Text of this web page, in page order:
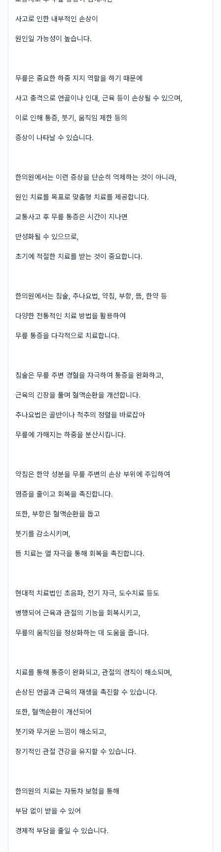
사고로 인한 내부적인 손상이
원인일 가능성이 높습니다.
무릎은 중요한 하중 지지 역할을 하기 때문에
사고 충격으로 연골이나 인대, 근육 등이 손상될 수 있으며,
이로 인해 통증, 붓기, 움직임 제한 등의
증상이 나타날 수 있습니다.
한의원에서는 이런 증상을 단순히 억제하는 것이 아니라,
원인 치료를 목표로 맞춤형 치료를 제공합니다.
교통사고 후 무릎 통증은 시간이 지나면
만성화될 수 있으므로,
초기에 적절한 치료를 받는 것이 중요합니다.
한의원에서는 침술, 추나요법, 약침, 부항, 뜸, 한약 등
다양한 전통적인 치료 방법을 활용하여
무릎 통증을 다각적으로 치료합니다.
침술은 무릎 주변 경혈을 자극하여 통증을 완화하고,
근육의 긴장을 풀며 혈액순환을 개선합니다.
추나요법은 골반이나 척추의 정렬을 바로잡아
무릎에 가해지는 하중을 분산시킵니다.
약침은 한약 성분을 무릎 주변의 손상 부위에 주입하여
염증을 줄이고 회복을 촉진합니다.
또한, 부항은 혈액순환을 돕고
붓기를 감소시키며,
뜸 치료는 열 자극을 통해 회복을 촉진합니다.
현대적 치료법인 초음파, 전기 자극, 도수치료 등도
병행되어 근육과 관절의 기능을 회복시키고,
무릎의 움직임을 정상화하는 데 도움을 줍니다.
치료를 통해 통증이 완화되고, 관절의 경직이 해소되며,
손상된 연골과 근육의 재생을 촉진할 수 있습니다.
또한, 혈액순환이 개선되어
붓기와 무거운 느낌이 해소되고,
장기적인 관절 건강을 유지할 수 있습니다.
한의원의 치료는 자동차 보험을 통해
부담 없이 받을 수 있어
경제적 부담을 줄일 수 있습니다.